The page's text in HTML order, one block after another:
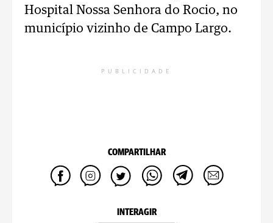
Hospital Nossa Senhora do Rocio, no
município vizinho de Campo Largo.
PUBLICIDADE
COMPARTILHAR
INTERAGIR